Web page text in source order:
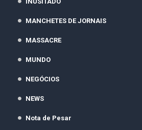
MANCHETES DE JORNAIS
MASSACRE
MUNDO
NEGÓCIOS
NEWS
Nota de Pesar